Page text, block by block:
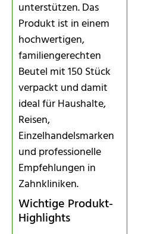
unterstützen. Das
Produkt ist in einem
hochwertigen,
familiengerechten
Beutel mit 150 Stück
verpackt und damit
ideal für Haushalte,
Reisen,
Einzelhandelsmarken
und professionelle
Empfehlungen in
Zahnkliniken.
Wichtige Produkt-
Highlights